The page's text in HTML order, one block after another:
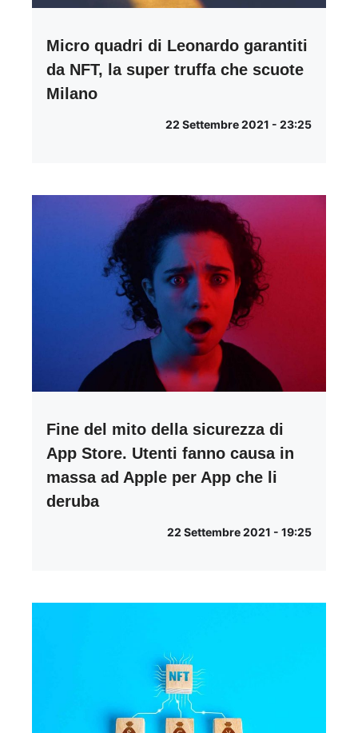
Micro quadri di Leonardo garantiti
da NFT, la super truffa che scuote
Milano
22 Settembre 2021 - 23:25
Fine del mito della sicurezza di
App Store. Utenti fanno causa in
massa ad Apple per App che li
deruba
22 Settembre 2021 - 19:25